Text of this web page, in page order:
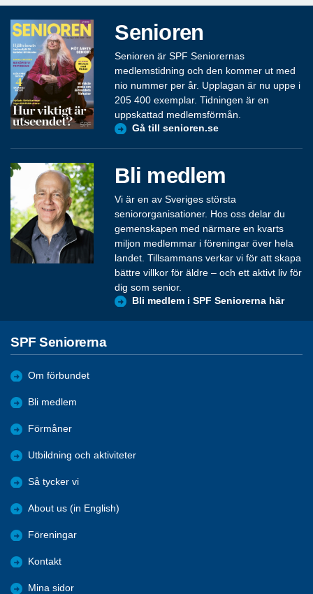
Senioren
Senioren är SPF Seniorernas
medlemstidning och den kommer ut med
nio nummer per år. Upplagan är nu uppe i
205 400 exemplar. Tidningen är en
uppskattad medlemsförmån.
Gå till senioren.se
Bli medlem
Vi är en av Sveriges största
seniororganisationer. Hos oss delar du
gemenskapen med närmare en kvarts
miljon medlemmar i föreningar över hela
landet. Tillsammans verkar vi för att skapa
bättre villkor för äldre – och ett aktivt liv för
dig som senior.
Bli medlem i SPF Seniorerna här
SPF Seniorerna
Om förbundet
Bli medlem
Förmåner
Utbildning och aktiviteter
Så tycker vi
About us (in English)
Föreningar
Kontakt
Mina sidor